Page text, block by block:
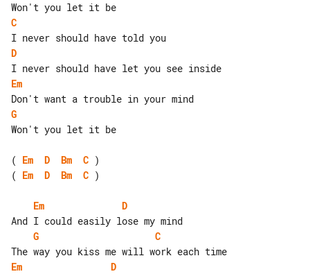
C
D
Em
G
Won't you let it be
( Em D Bm C
( Em D Bm C )
Em
D
G
C
Em
D